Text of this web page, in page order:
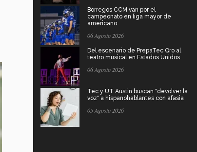
Borregos CCM van por el
campeonato en liga mayor de
americano
06 Agosto 2026
Del escenario de PrepaTec Qro al
teatro musical en Estados Unidos
06 Agosto 2026
Tec y UT Austin buscan "devolver la
voz" a hispanohablantes con afasia
05 Agosto 2026